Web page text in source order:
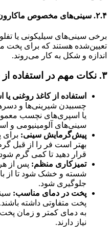
۲.۴. سینی‌های مخصوص ماکارون یا کوکی:
برخی سینی‌های سیلیکونی یا
تعیین‌شده هستند که برای پخت
اندازه و شکل به کار می‌روند.
۳. نکات مهم در استفاده
استفاده از کاغذ روغنی
چسبیدن شیرینی‌ها و
یا اسپری‌های نچسب
سینی‌های آلومینیومی و
پیش‌گرمایش سینی: برای
بهتر است فر را از قبل
قرار دهید تا کمی گرم
تمیزکاری منظم: پس از هر
شسته و خشک شود تا از
جلوگیری شود.
پخت در دمای مناسب:
پخت متفاوتی داشته
به دمای کمتر و زمان
نیاز دارند.